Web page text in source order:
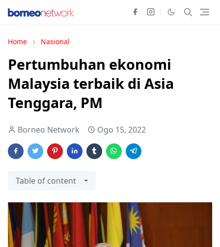
Home Nasional
Pertumbuhan ekonomi
Malaysia terbaik di Asia
Tenggara, PM
Borneo Network Ogo 15, 2022
Table of content